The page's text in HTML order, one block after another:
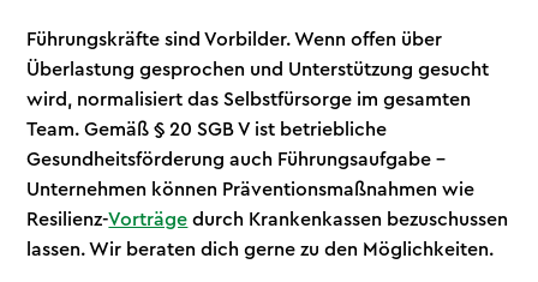
Führungskräfte sind Vorbilder. Wenn offen über
Überlastung gesprochen und Unterstützung gesucht
wird, normalisiert das Selbstfürsorge im gesamten
Team. Gemäß § 20 SGB V ist betriebliche
Gesundheitsförderung auch Führungsaufgabe –
Unternehmen können Präventionsmaßnahmen wie
Resilienz-Vorträge durch Krankenkassen bezuschussen
lassen. Wir beraten dich gerne zu den Möglichkeiten.